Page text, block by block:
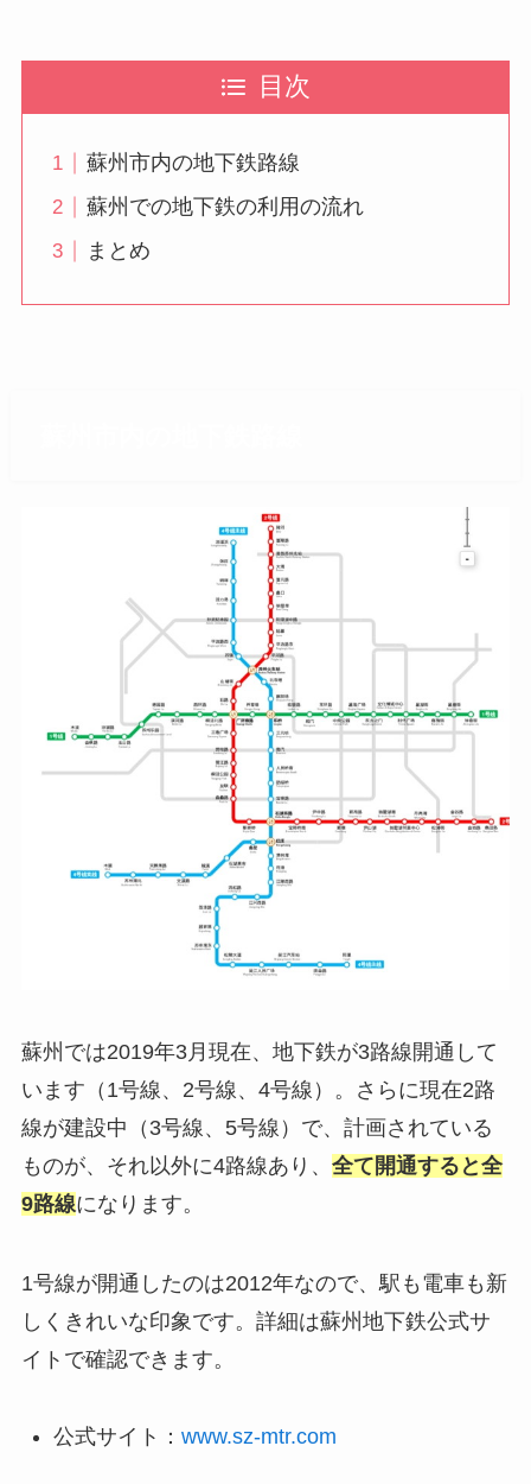
目次
蘇州市内の地下鉄路線
蘇州での地下鉄の利用の流れ
まとめ
蘇州では2019年3月現在、地下鉄が3路線開通して
います（1号線、2号線、4号線）。さらに現在2路
線が建設中（3号線、5号線）で、計画されている
ものが、それ以外に4路線あり、 全て開通すると全
9路線になります。
1号線が開通したのは2012年なので、駅も電車も新
しくきれいな印象です。詳細は蘇州地下鉄公式サ
イトで確認できます。
公式サイト： www.sz-mtr.com